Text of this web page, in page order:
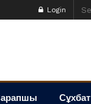
Login
Сұхбат